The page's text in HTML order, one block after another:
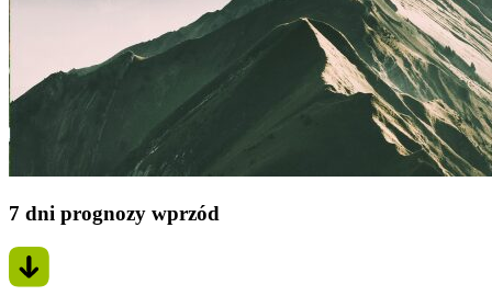
7 dni prognozy wprzód